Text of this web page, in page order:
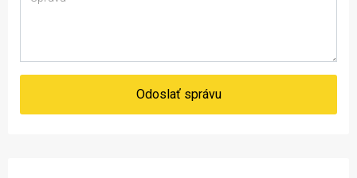
Odoslať správu